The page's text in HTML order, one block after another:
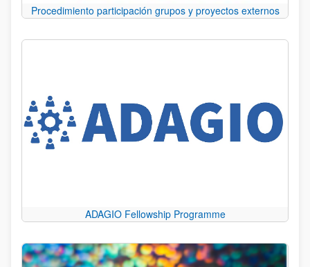
Procedimiento participación grupos y proyectos externos
ADAGIO Fellowship Programme